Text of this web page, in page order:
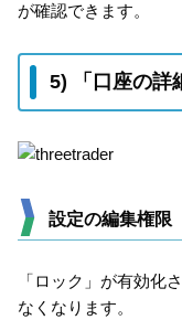
が確認できます。
5) 「口座の詳
設定の編集権限
「ロック」が有効化
なくなります。